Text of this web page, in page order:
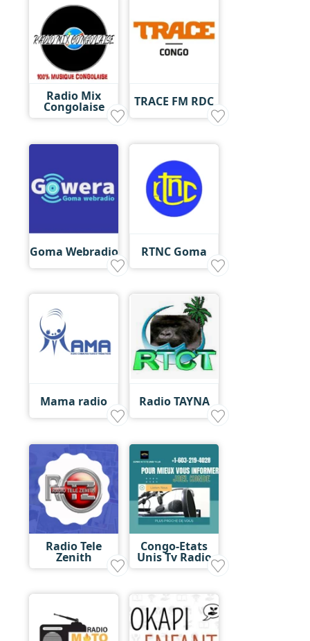
Radio Mix
Congolaise TRACE FM RDC
Goma Webradio RTNC Goma
Mama radio Radio TAYNA
Radio Tele
Zenith
Congo-Etats
Unis Tv Radio